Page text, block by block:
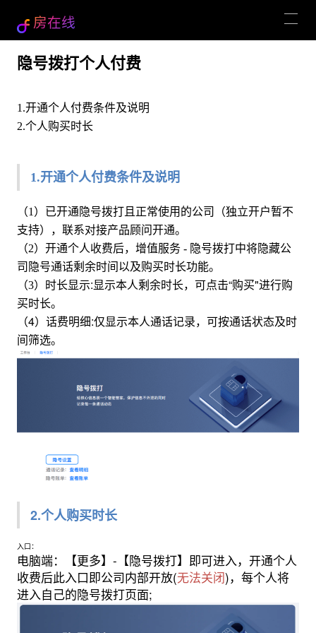
房在线
隐号拨打个人付费
1.开通个人付费条件及说明
2.个人购买时长
1.开通个人付费条件及说明
（1）已开通隐号拨打且正常使用的公司（独立开户暂不
支持），联系对接产品顾问开通。
（2）开通个人收费后，增值服务 - 隐号拨打中将隐藏公
司隐号通话剩余时间以及购买时长功能。
（3） 时长显示:显示本人剩余时长，可点击“购买"进行购
买时长。
（4）话费明细:仅显示本人通话记录，可按通话状态及时
间筛选。
2.个人购买时长
入口：
电脑端：【更多】-【隐号拨打】即可进入，开通个人
收费后此入口即公司内部开放(无法关闭)，每个人将
进入自己的隐号拨打页面;